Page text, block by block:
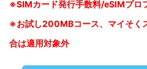
※SIMカード発行手数料/eSIMプ
※お試し200MBコース、マイそく
合は適用対象外